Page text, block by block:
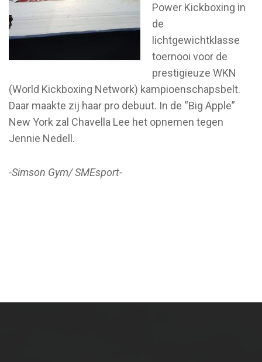
Power Kickboxing in
de
lichtgewichtklasse
toernooi voor de
prestigieuze WKN
(World Kickboxing Network) kampioenschapsbelt.
Daar maakte zij haar pro debuut. In de “Big Apple”
New York zal Chavella Lee het opnemen tegen
Jennie Nedell.
-Simson Gym/ SMEsport-